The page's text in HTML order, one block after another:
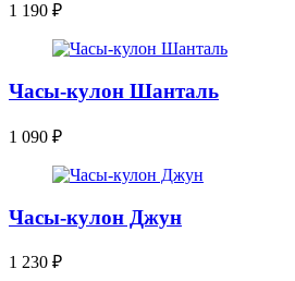
1 190 ₽
Часы-кулон Шанталь
1 090 ₽
Часы-кулон Джун
1 230 ₽